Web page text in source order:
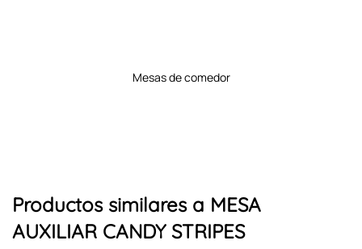
Productos similares a MESA
AUXILIAR CANDY STRIPES